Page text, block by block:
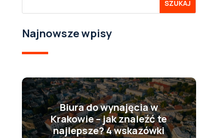
Najnowsze wpisy
Biura do wynajęcia w
Krakowie – jak znaleźć te
najlepsze? 4 wskazówki